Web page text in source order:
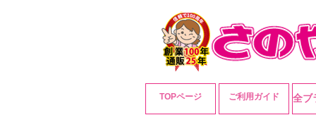
TOPページ ご利用ガイド 全ブ